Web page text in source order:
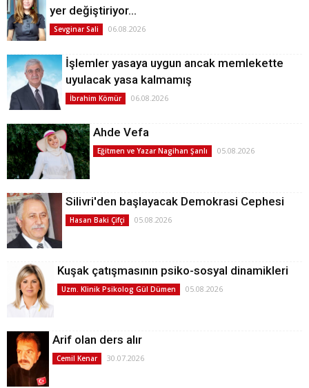
yer değiştiriyor…
Sevginar Sali 06.08.2026
İşlemler yasaya uygun ancak memlekette
uyulacak yasa kalmamış
İbrahim Kömür 06.08.2026
Ahde Vefa
Eğitmen ve Yazar Nagihan Şanlı 05.08.2026
Silivri'den başlayacak Demokrasi Cephesi
Hasan Baki Çifçi 05.08.2026
Kuşak çatışmasının psiko-sosyal dinamikleri
Uzm. Klinik Psikolog Gül Dümen 05.08.2026
Arif olan ders alır
Cemil Kenar 30.07.2026